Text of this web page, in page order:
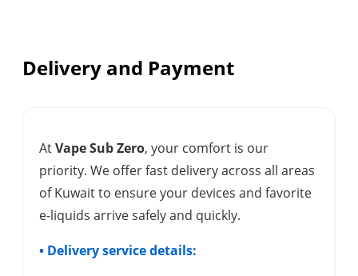
Delivery and Payment
AtVape Sub Zero, your comfort is our
priority. We offer fast delivery across all areas
of Kuwait to ensure your devices and favorite
e-liquids arrive safely and quickly.
• Delivery service details: